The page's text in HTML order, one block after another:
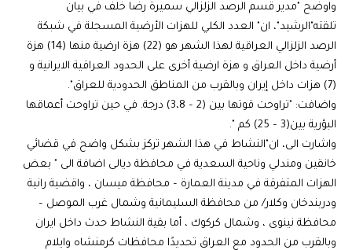
واوضح "مدير قسم الرصد الزلزالي سميرة رضا خلف في بيان
تلقته"الرشيد"، ان" العدد الكلي للهزات الأرضية المسجلة في شبكة
الرصد الزلزالي العراقية لهذا الشهر هو (22) هزة ارضية منها (14) هزة
أرضية داخل العراق و هزة ارضية أخرى على الحدود العراقية الايرانية و
(7) هزات داخل إيران وبالقرب من المناطق الحدودية للعراق".
واضافت: "تراوحت قوتها بين (2 – 3،8) درجة. في حين تراوحت أعماقها
البؤرية بين(3 – 25) كم ".
واشارت الى، ان"النشاط في هذا الشهر تركز بشكل واضح في قضائي
خانقين ومندلي وناحية السعدية في محافظة ديالى اضافة الى " بعض
الهزات المتفرقة في مدينة العمارة – محافظة ميسان ، واقضية رانية
ودربندخان وكلار/ من محافظة السليمانية وشمال غرب الموصل –
محافظة نينوى ، وشمال كركوك ، أما بقية النشاط حدث داخل ايران
وبالقرب من الحدود مع العراق تحديدًا محافظات كرمنشاه وايلام